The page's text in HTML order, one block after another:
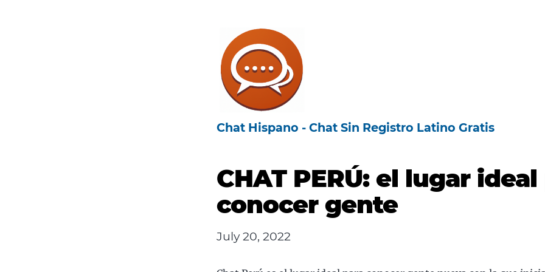
Chat Hispano - Chat Sin Registro Latino Gratis
CHAT PERÚ: el lugar
conocer gente
July 20, 2022